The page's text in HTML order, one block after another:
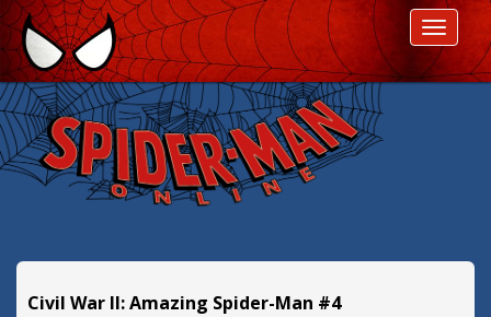
P
e
s
k
o
Civil War II: Amazing Spider-Man #4